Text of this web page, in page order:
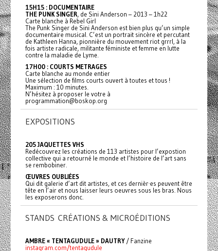
15H15 : DOCUMENTAIRE
THE PUNK SINGER, de Sini Anderson – 2013 – 1h22
Carte blanche à Rebel Girl
The Punk Singer de Sini Anderson est bien plus qu’un simple
documentaire musical. C’est un portrait sincère et percutant
de Kathleen Hanna, pionnière du mouvement riot grrrl, à la
fois artiste radicale, militante féministe et femme en lutte
contre la maladie de Lyme.
17H00 : COURTS METRAGES
Carte blanche au monde entier
Une sélection de films courts ouvert à toutes et tous !
Maximum : 10 minutes.
N’hésitez à proposer le votre à
programmation@boskop.org
EXPOSITIONS
205 JAQUETTES VHS
Redécouvrez les créations de 113 artistes pour l’expostion
collective qui a retourné le monde et l’histoire de l’art sans
se rembobiner.
ŒUVRES OUBLIÉES
Qui dit galerie d’art dit artistes, et ces dernièr·es peuvent être
tête en l’air et nous laisser leurs oeuvres sous les bras. Nous
les exposerons donc.
STANDS CRÉATIONS & MICROÉDITIONS
AMBRE « TENTAGUDULE » DAUTRY/ Fanzine
instagram.com/tentagudule